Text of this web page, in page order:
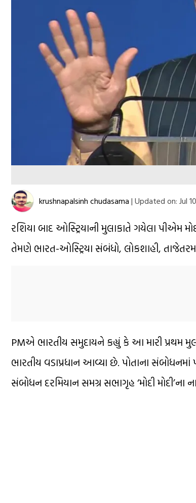
krushnapalsinh chudasama | Updated on: Jul
રશિયા બાદ ઓસ્ટ્રિયાની મુલાકાતે ગયેલા પીએમ
તેમણે ભારત-ઓસ્ટ્રિયા સંબંધો, લોકશાહી,
PMએ ભારતીય સમુદાયને કહ્યું કે આ મારી પ્રથમ
ભારતીય વડાપ્રધાન આવ્યા છે. પોતાના
સંબોધન દરમિયાન સમગ્ર સભાગૃહ ‘મોદી મોદી’ના